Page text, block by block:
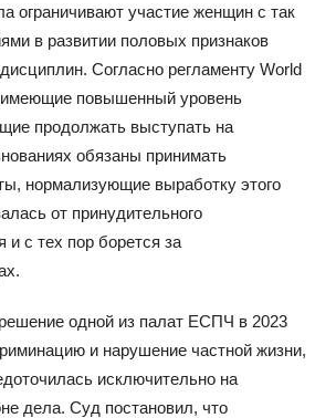
ограничивают участие женщин с так
в развитии половых признаков
Согласно регламенту World
имеющие повышенный уровень
продолжать выступать на
обязаны принимать
нормализующие выработку этого
от принудительного
и с тех пор борется за
одной из палат ЕСПЧ в 2023
и нарушение частной жизни,
исключительно на
дела. Суд постановил, что